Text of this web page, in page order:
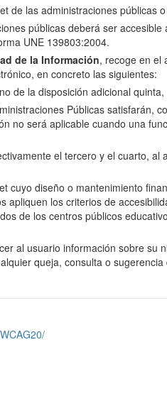
de las administraciones públicas
públicas deberá ser
UNE 139803:2004.
de la Información, recoge en el
en concreto las siguientes:
de la disposición adicional
Públicas satisfarán,
no será aplicable cuando una
el tercero y el cuarto,
cuyo diseño o mantenimiento
los criterios de
de los centros públicos
al usuario información sobre
queja, consulta o sugerencia